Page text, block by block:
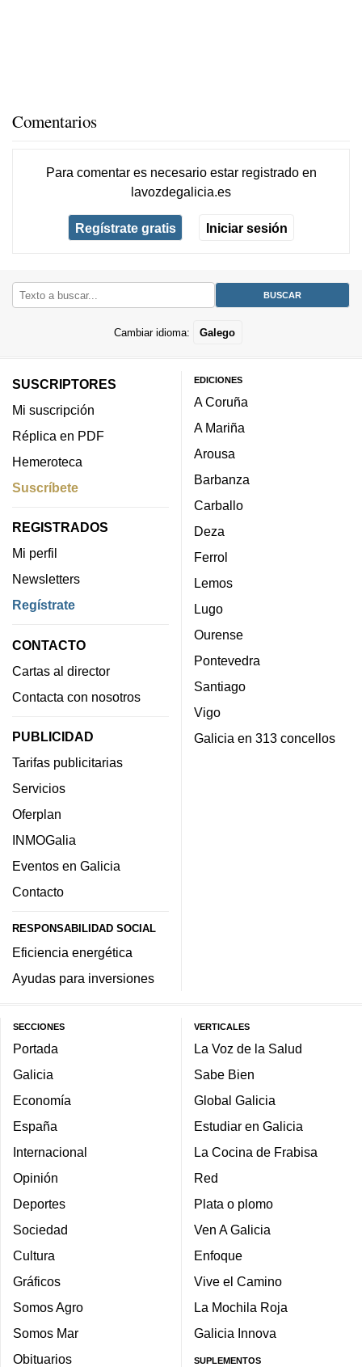
Comentarios
Para comentar es necesario estar registradoen
lavozdegalicia.es
Regístrate gratis Iniciar sesión
Cambiar idioma: Galego
SUSCRIPTORES
Mi suscripción
Réplica en PDF
Hemeroteca
Suscríbete
REGISTRADOS
Mi perfil
Newsletters
Regístrate
CONTACTO
Cartas al director
Contacta con nosotros
PUBLICIDAD
Tarifas publicitarias
Servicios
Oferplan
INMOGalia
Eventos en Galicia
Contacto
RESPONSABILIDAD SOCIAL
Eficiencia energética
Ayudas para inversiones
EDICIONES
A Coruña
A Mariña
Arousa
Barbanza
Carballo
Deza
Ferrol
Lemos
Lugo
Ourense
Pontevedra
Santiago
Vigo
Galicia en 313 concellos
SECCIONES
Portada
Galicia
Economía
España
Internacional
Opinión
Deportes
Sociedad
Cultura
Gráficos
Somos Agro
Somos Mar
Obituarios
VERTICALES
La Voz de la Salud
Sabe Bien
Global Galicia
Estudiar en Galicia
La Cocina de Frabisa
Red
Plata o plomo
Ven A Galicia
Enfoque
Vive el Camino
La Mochila Roja
Galicia Innova
SUPLEMENTOS